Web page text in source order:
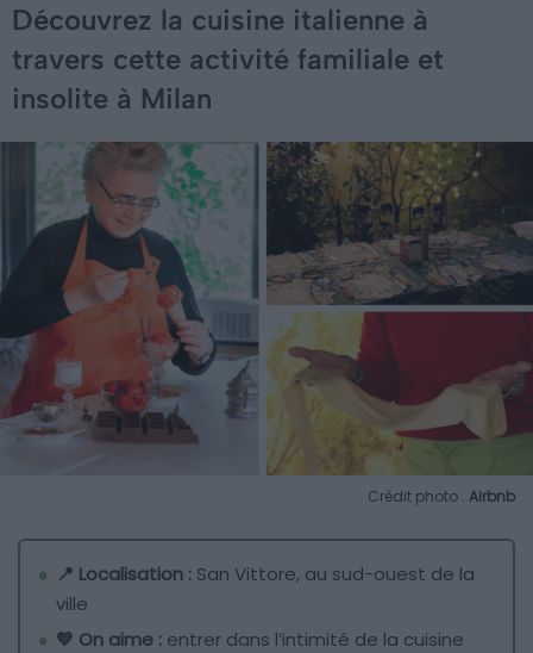
Découvrez la cuisine italienne à
travers cette activité familiale et
insolite à Milan
Crédit photo : Airbnb
📍 Localisation : San Vittore, au sud-ouest de la
ville
💙 On aime : entrer dans l’intimité de la cuisine